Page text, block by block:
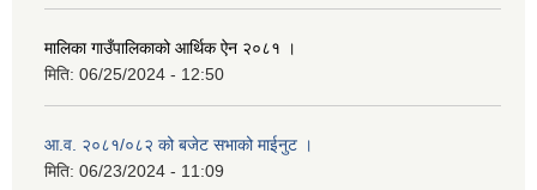
मालिका गाउँपालिकाको आर्थिक ऐन २०८१ ।
मिति: 06/25/2024 - 12:50
आ.व. २०८१/०८२ को बजेट सभाको माईनुट ।
मिति: 06/23/2024 - 11:09